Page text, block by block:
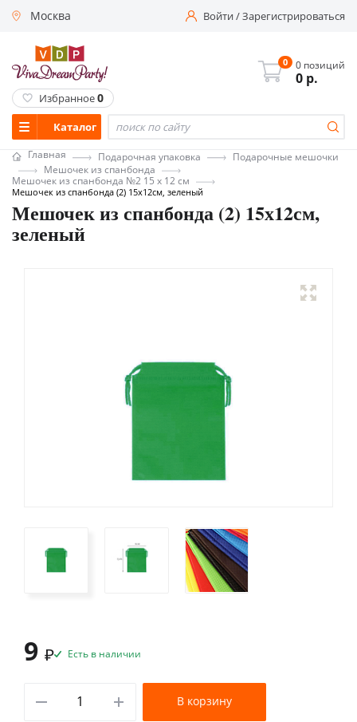
Москва Войти/Зарегистрироваться
Каталог
0 0 позиций
0 р.
Избранное0
Главная Подарочная упаковка
Подарочные мешочки
Мешочек из спанбонда
Мешочек из спанбонда №2 15 х 12 см
Мешочек из спанбонда (2) 15х12см, зеленый
Мешочек из спанбонда (2) 15х12см,
зеленый
9 ₽ Есть в наличии
В корзину